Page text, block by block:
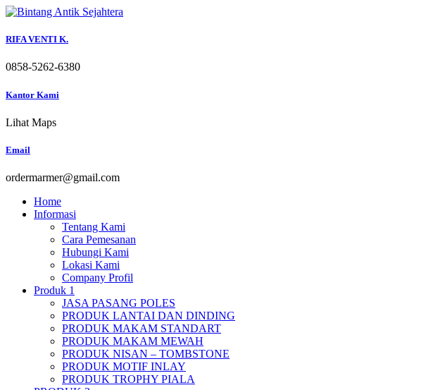
Skip
content
RIFA VENTI K.
0858-5262-6380
Kantor Kami
Lihat Maps
Email
ordermarmer@gmail.com
Home
Informasi
Tentang Kami
Cara Pemesanan
Hubungi Kami
Lokasi Kami
Company Profil
Produk 1
JASA PASANG POLES
PRODUK LANTAI DAN DINDING
PRODUK MAKAM STANDART
PRODUK MAKAM MEWAH
PRODUK NISAN – TOMBSTONE
PRODUK MOTIF INLAY
PRODUK TROPHY PIALA